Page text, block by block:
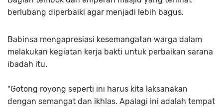
berlubang diperbaiki agar menjadi lebih bagus.
Babinsa mengapresiasi kesemangatan warga dalam
melakukan kegiatan kerja bakti untuk perbaikan sarana
ibadah itu.
"Gotong royong seperti ini harus kita laksanakan
dengan semangat dan ikhlas. Apalagi ini adalah tempat